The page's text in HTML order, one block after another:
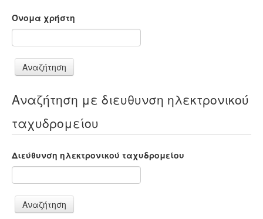
Όνομα χρήστη
Αναζήτηση με διευθυνση ηλεκτρονικού
ταχυδρομείου
Διεύθυνση ηλεκτρονικού ταχυδρομείου